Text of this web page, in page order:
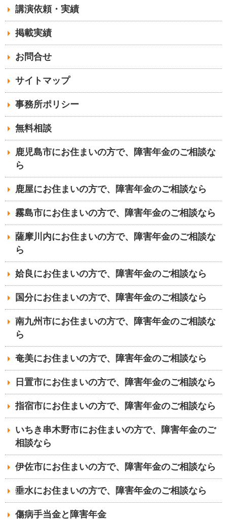
講演依頼・実績
掲載実績
お問合せ
サイトマップ
事務所ポリシー
無料相談
鹿児島市にお住まいの方で、障害年金のご相談な
ら
鹿屋にお住まいの方で、障害年金のご相談なら
霧島市にお住まいの方で、障害年金のご相談なら
薩摩川内にお住まいの方で、障害年金のご相談な
ら
姶良にお住まいの方で、障害年金のご相談なら
国分にお住まいの方で、障害年金のご相談なら
南九州市にお住まいの方で、障害年金のご相談な
ら
奄美にお住まいの方で、障害年金のご相談なら
日置市にお住まいの方で、障害年金のご相談なら
指宿市にお住まいの方で、障害年金のご相談なら
いちき串木野市にお住まいの方で、障害年金のご
相談なら
伊佐市にお住まいの方で、障害年金のご相談なら
垂水にお住まいの方で、障害年金のご相談なら
傷病手当金と障害年金